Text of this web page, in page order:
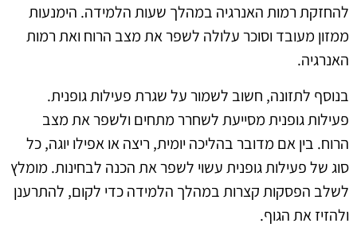
להחזקת רמות האנרגיה במהלך שעות הלמידה. הימנעות
ממזון מעובד וסוכר עלולה לשפר את מצב הרוח ואת רמות
האנרגיה.
בנוסף לתזונה, חשוב לשמור על שגרת פעילות גופנית.
פעילות גופנית מסייעת לשחרר מתחים ולשפר את מצב
הרוח. בין אם מדובר בהליכה יומית, ריצה או אפילו יוגה, כל
סוג של פעילות גופנית עשוי לשפר את הכנה לבחינות. מומלץ
לשלב הפסקות קצרות במהלך הלמידה כדי לקום, להתרענן
ולהזיז את הגוף.